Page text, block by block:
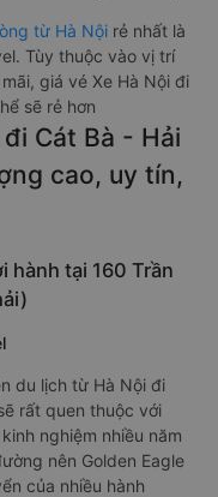
từ Hà Nội rẻ nhất là
Tùy thuộc vào vị trí
giá vé Xe Hà Nội đi
sẽ rẻ hơn
Cát Bà - Hải
cao, uy tín,
hành tại 160 Trần
du lịch từ Hà Nội đi
rất quen thuộc với
nghiệm nhiều năm
nên Golden Eagle
của nhiều hành